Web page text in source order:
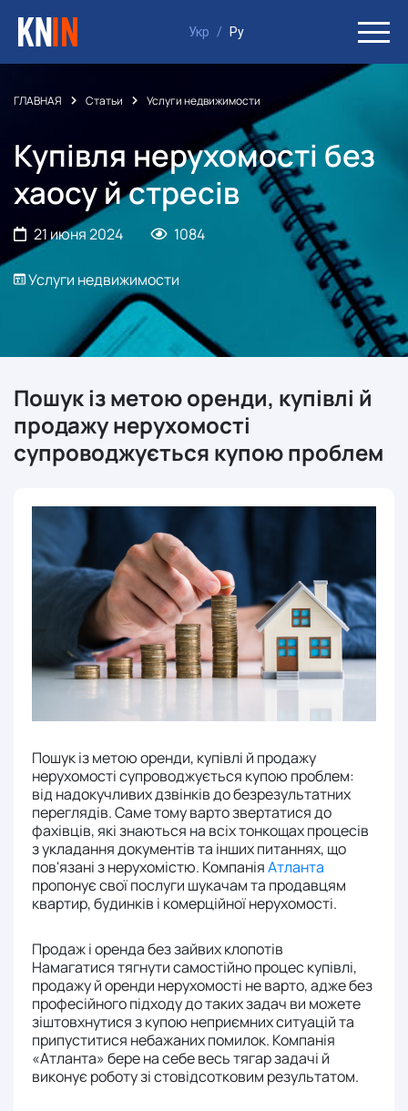
Укр / Ру
ГЛАВНАЯ Статьи Услуги недвижимости
Купівля нерухомості без
хаосу й стресів
21 июня 2024 1084
Услуги недвижимости
Пошук із метою оренди, купівлі й
продажу нерухомості
супроводжується купою проблем
Пошук із метою оренди, купівлі й продажу
нерухомості супроводжується купою проблем:
від надокучливих дзвінків до безрезультатних
переглядів. Саме тому варто звертатися до
фахівців, які знаються на всіх тонкощах процесів
з укладання документів та інших питаннях, що
пов'язані з нерухомістю. КомпаніяАтланта
пропонує свої послуги шукачам та продавцям
квартир, будинків і комерційної нерухомості.
Продаж і оренда без зайвих клопотів
Намагатися тягнути самостійно процес купівлі,
продажу й оренди нерухомості не варто, адже без
професійного підходу до таких задач ви можете
зіштовхнутися з купою неприємних ситуацій та
припуститися небажаних помилок. Компанія
«Атланта» бере на себе весь тягар задачі й
виконує роботу зі стовідсотковим результатом.